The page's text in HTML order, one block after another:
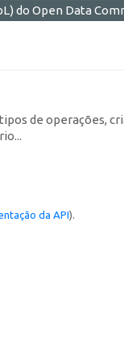
do Open Data
de operações,
da API).